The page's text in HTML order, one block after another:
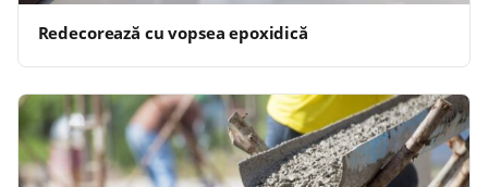
Redecorează cu vopsea epoxidică